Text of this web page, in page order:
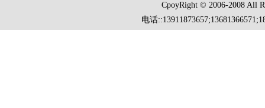
CpoyRight © 2006-2008 All
电话